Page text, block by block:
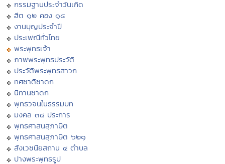
กรรมฐานประจำวันเกิด
ฮีต ๑๒ คอง ๑๔
งานบุญประจำปี
ประเพณีทั่วไทย
พระพุทธเจ้า
ภาพพระพุทธประวัติ
ประวัติพระพุทธสาวก
ทศชาติชาดก
นิทานชาดก
พุทธวจนในธรรมบท
มงคล ๓๘ ประการ
พุทธศาสนสุภาษิต
พุทธศาสนสุภาษิต ๖๒๑
สังเวชนียสถาน ๔ ตำบล
ปางพระพุทธรูป